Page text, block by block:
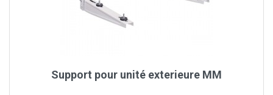
Support pour unité exterieure MM